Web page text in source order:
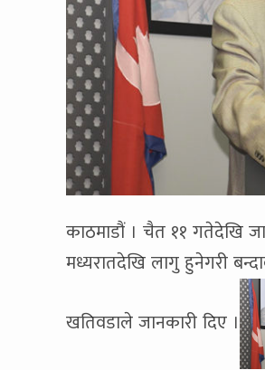
काठमाडौं । चैत ११ गतेदेखि
मध्यरातदेखि लागु हुनेगरी
खतिवडाले जानकारी दिए ।